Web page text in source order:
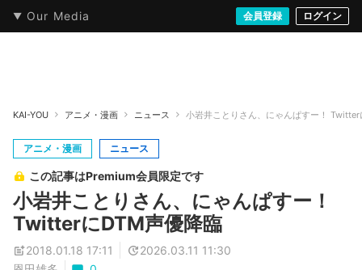
Our Media 会員登録 ログイン
本・文芸 情報化社会 音楽・映像 ゲームストリート
KAI-YOU アニメ・漫画 ニュース 小岩井ことりさん、にゃんぱすー！
アニメ・漫画 ニュース
この記事はPremium会員限定です
小岩井ことりさん、にゃんぱすー！
TwitterにDTM声優降臨
2018.01.18 17:11
2026.03.11 11:30